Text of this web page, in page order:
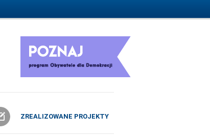
ZREALIZOWANE PROJEKTY